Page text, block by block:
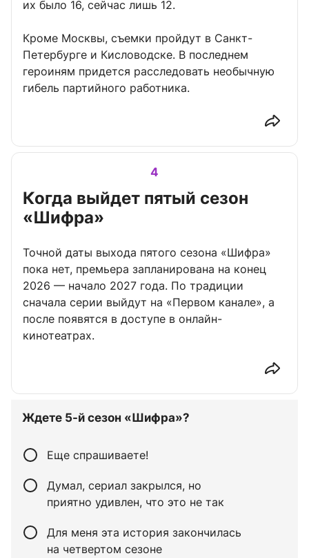
их было 16, сейчас лишь 12.
Кроме Москвы, съемки пройдут в Санкт-
Петербурге и Кисловодске. В последнем
героиням придется расследовать необычную
гибель партийного работника.
4
Когда выйдет пятый сезон
«Шифра»
Точной даты выхода пятого сезона «Шифра»
пока нет, премьера запланирована на конец
2026 — начало 2027 года. По традиции
сначала серии выйдут на «Первом канале», а
после появятся в доступе в онлайн-
кинотеатрах.
Ждете 5-й сезон «Шифра»?
Еще спрашиваете!
Думал, сериал закрылся, но
приятно удивлен, что это не так
Для меня эта история закончилась
на четвертом сезоне